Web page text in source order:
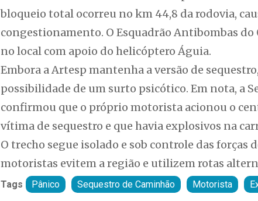
bloqueio total ocorreu no km 44,8 da rodovia,
congestionamento. O Esquadrão Antibombas do
no local com apoio do helicóptero Águia.
Embora a Artesp mantenha a versão de
possibilidade de um surto psicótico. Em nota, a
confirmou que o próprio motorista acionou o
vítima de sequestro e que havia explosivos na
O trecho segue isolado e sob controle das forças
motoristas evitem a região e utilizem rotas
Tags Pânico Sequestro de Caminhão Motorista